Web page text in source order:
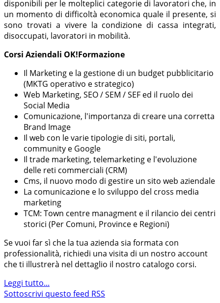
disponibili per le molteplici categorie di lavoratori che, in
un momento di difficoltà economica quale il presente, si
sono trovati a vivere la condizione di cassa integrati,
disoccupati, lavoratori in mobilità.
Corsi Aziendali OK!Formazione
Il Marketing e la gestione di un budget pubblicitario
(MKTG operativo e strategico)
Web Marketing, SEO / SEM / SEF ed il ruolo dei
Social Media
Comunicazione, l'importanza di creare una corretta
Brand Image
Il web con le varie tipologie di siti, portali,
community e Google
Il trade marketing, telemarketing e l'evoluzione
delle reti commerciali (CRM)
Cms, il nuovo modo di gestire un sito web aziendale
La comunicazione e lo sviluppo del cross media
marketing
TCM: Town centre managment e il rilancio dei centri
storici (Per Comuni, Province e Regioni)
Se vuoi far sì che la tua azienda sia formata con
professionalità, richiedi una visita di un nostro account
che ti illustrerà nel dettaglio il nostro catalogo corsi.
Leggi tutto...
Sottoscrivi questo feed RSS